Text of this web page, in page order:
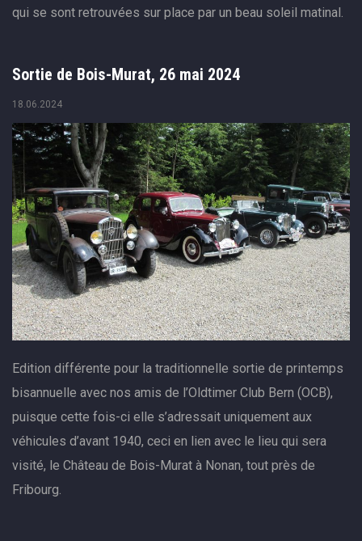
qui se sont retrouvées sur place par un beau soleil matinal.
Sortie de Bois-Murat, 26 mai 2024
18.06.2024
Edition différente pour la traditionnelle sortie de printemps
bisannuelle avec nos amis de l’Oldtimer Club Bern (OCB),
puisque cette fois-ci elle s’adressait uniquement aux
véhicules d’avant 1940, ceci en lien avec le lieu qui sera
visité, le Château de Bois-Murat à Nonan, tout près de
Fribourg.